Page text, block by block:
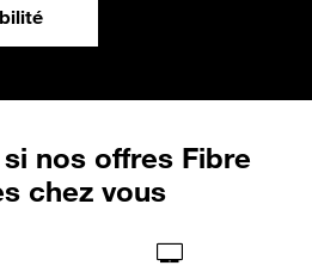
nos offres Fibre
chez vous